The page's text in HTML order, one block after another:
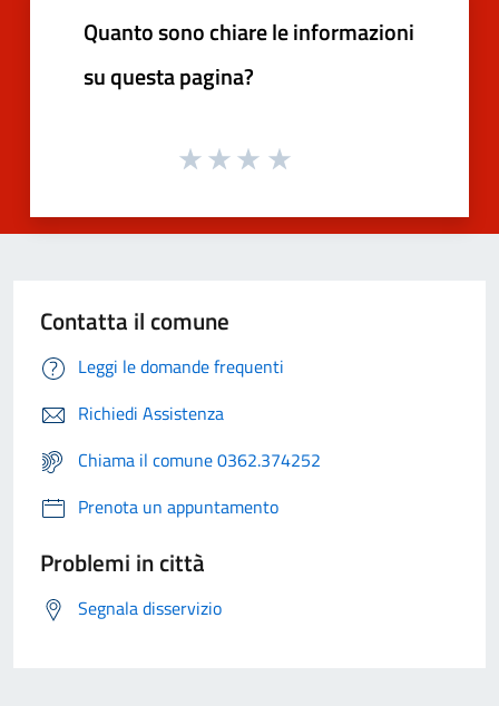
Quanto sono chiare le informazioni
su questa pagina?
Contatta il comune
Leggi le domande frequenti
Richiedi Assistenza
Chiama il comune 0362.374252
Prenota un appuntamento
Problemi in città
Segnala disservizio